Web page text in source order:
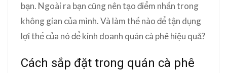
bạn. Ngoài ra bạn cũng nên tạo điểm nhấn trong
không gian của mình. Và làm thế nào để tận dụng
lợi thế của nó để kinh doanh quán cà phê hiệu quả?
Cách sắp đặt trong quán cà phê